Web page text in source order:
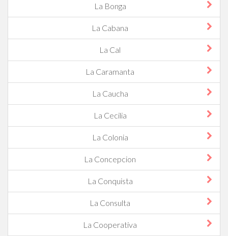
La Bonga
La Cabana
La Cal
La Caramanta
La Caucha
La Cecilia
La Colonia
La Concepcion
La Conquista
La Consulta
La Cooperativa